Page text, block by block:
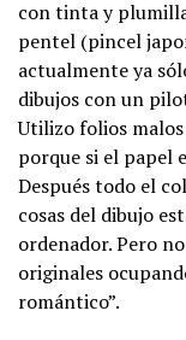
con tinta y
pentel (pincel
actualmente ya
dibujos con un
Utilizo folios
porque si el papel
Después todo el
cosas del dibujo
ordenador. Pero
originales
romántico”.